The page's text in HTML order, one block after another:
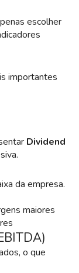
escolher
importantes
Dividend
da empresa.
maiores
o que